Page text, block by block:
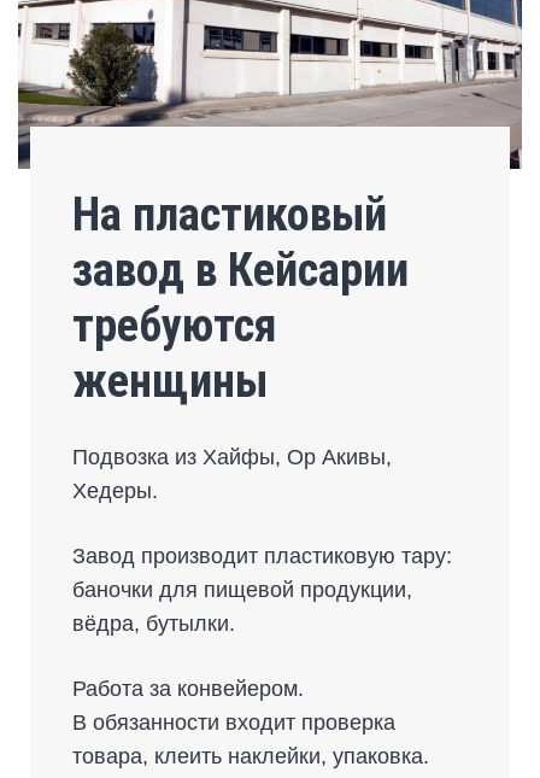
На пластиковый
завод в Кейсарии
требуются
женщины
Подвозка из Хайфы, Ор Акивы,
Хедеры.
Завод производит пластиковую тару:
баночки для пищевой продукции,
вёдра, бутылки.
Работа за конвейером.
В обязанности входит проверка
товара, клеить наклейки, упаковка.